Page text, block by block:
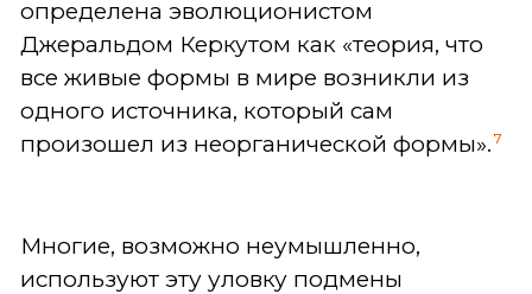
определена эволюционистом
Джеральдом Керкутом как «теория, что
все живые формы в мире возникли из
одного источника, который сам
произошел из неорганической формы». 7
Многие, возможно неумышленно,
используют эту уловку подмены